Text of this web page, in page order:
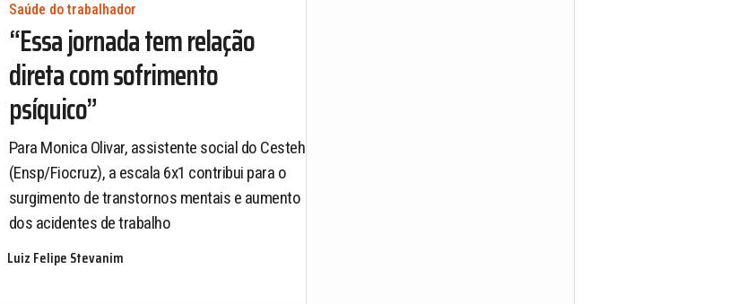
Saúde do trabalhador
“Essa jornada tem relação
direta com sofrimento
psíquico”
Para Monica Olivar, assistente social do Cesteh
(Ensp/Fiocruz), a escala 6x1 contribui para o
surgimento de transtornos mentais e aumento
dos acidentes de trabalho
Luiz Felipe Stevanim